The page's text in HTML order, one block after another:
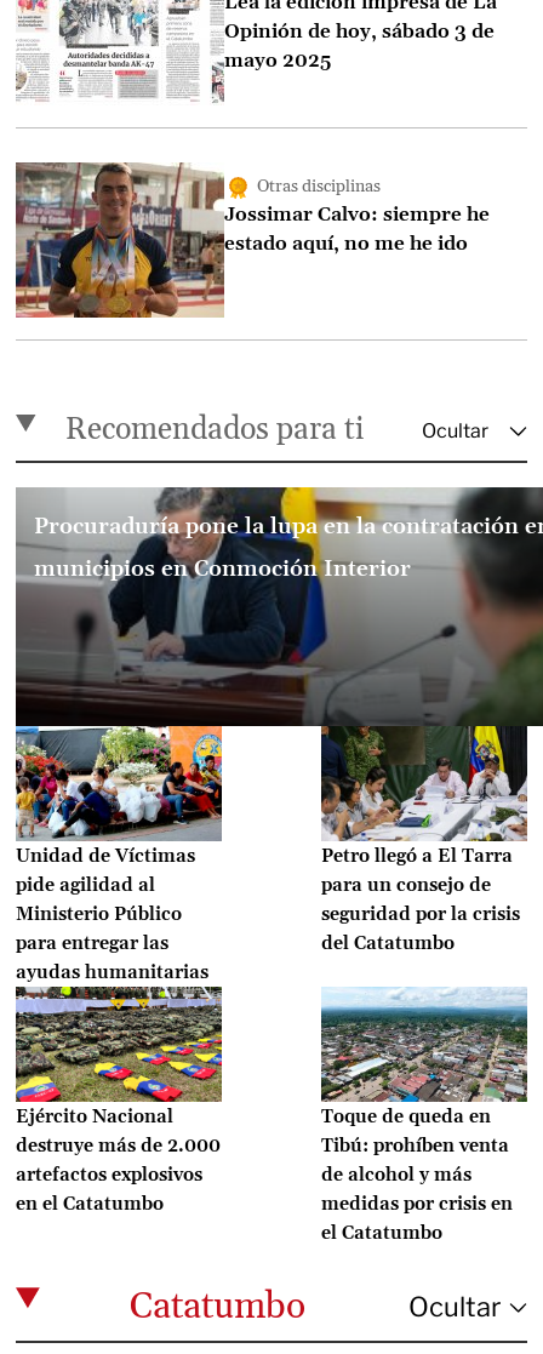
Opinión de hoy, sábado 3 de
mayo 2025
Otras disciplinas
Jossimar Calvo: siempre he
estado aquí, no me he ido
Recomendados para ti
Procuraduría pone la lupa en la contratación
municipios en Conmoción Interior
Unidad de Víctimas
pide agilidad al
Ministerio Público
para entregar las
ayudas humanitarias
Petro llegó a El Tarra
para un consejo de
seguridad por la crisis
del Catatumbo
Ejército Nacional
destruye más de 2.000
artefactos explosivos
en el Catatumbo
Toque de queda en
Tibú: prohíben venta
de alcohol y más
medidas por crisis en
el Catatumbo
Catatumbo